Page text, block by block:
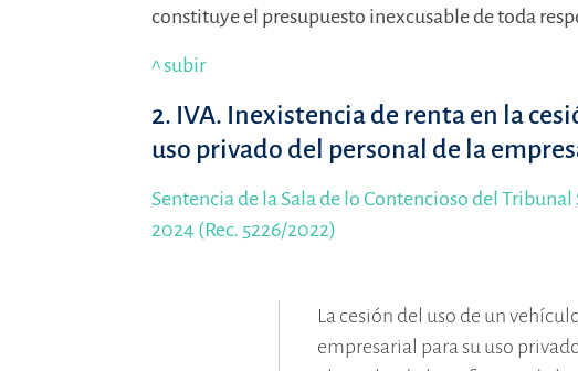
constituye el presupuesto inexcusable de toda
^ subir
2. IVA. Inexistencia de renta en la
uso privado del personal de la
Sentencia de la Sala de lo Contencioso del
2024 (Rec. 5226/2022)
La cesión del uso de un
empresarial para su uso